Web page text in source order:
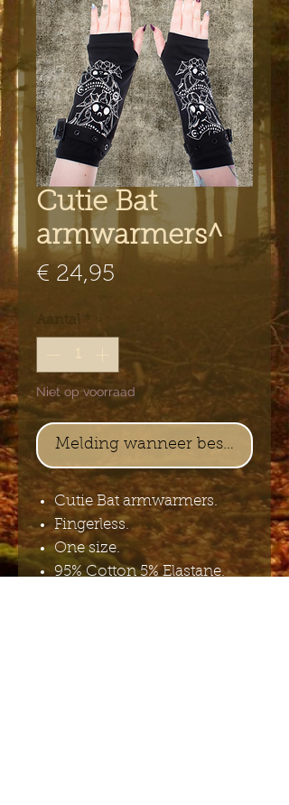
Cutie Bat
armwarmers^
€ 24,95
Aantal *
Niet op voorraad
Melding wanneer beschikbaar
Cutie Bat armwarmers.
Fingerless.
One size.
95% Cotton 5% Elastane.